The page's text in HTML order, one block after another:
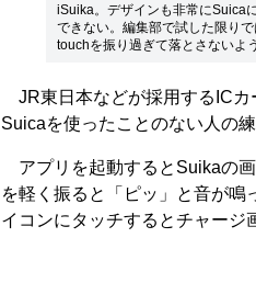
iSuika。デザインも非常にSuica
できない。編集部で試した限り
touchを振り過ぎて落とさないよ
JR東日本などが採用するICカ
Suicaを使ったことのない人の
アプリを起動するとSuikaの
を軽く振ると「ピッ」と音が鳴
イコンにタッチするとチャージ